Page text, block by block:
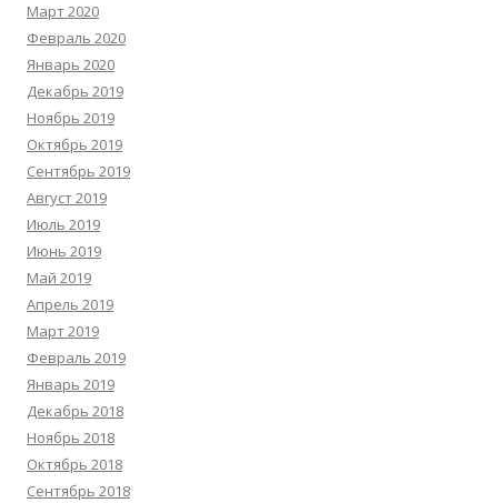
Март 2020
Февраль 2020
Январь 2020
Декабрь 2019
Ноябрь 2019
Октябрь 2019
Сентябрь 2019
Август 2019
Июль 2019
Июнь 2019
Май 2019
Апрель 2019
Март 2019
Февраль 2019
Январь 2019
Декабрь 2018
Ноябрь 2018
Октябрь 2018
Сентябрь 2018